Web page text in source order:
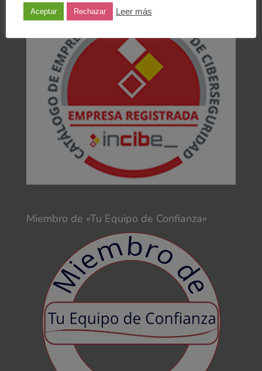
Miembro de «Tu Equipo de Confianza»
Aceptar Rechazar Leer más